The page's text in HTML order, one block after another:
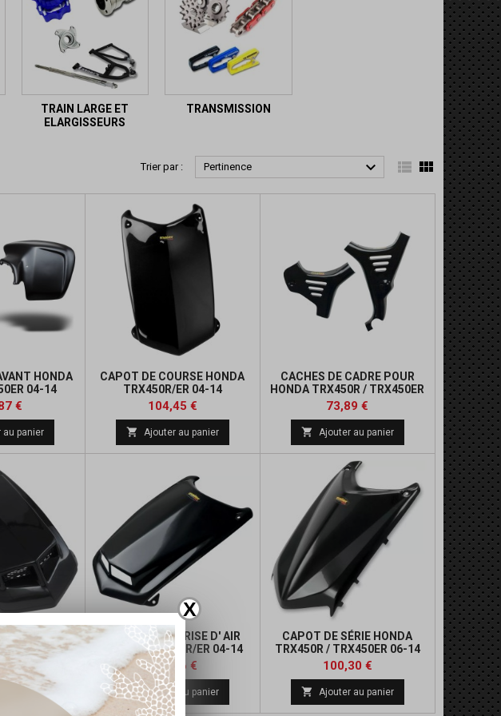
X
TRAIN LARGE ET
ELARGISSEURS
TRANSMISSION
Trier par : Pertinence   
HONDA
04-14
€Prix
de
base
au panier
CAPOT DE COURSE HONDA
TRX450R/ER 04-14
Prix
104,45 €Prix
de
base
 Ajouter au panier
CACHES DE CADRE POUR
HONDA TRX450R / TRX450ER
04-14
Prix
73,89 €
base
 Ajouter au panier
HONDA
04-14
€Prix
de
au panier
CAPOT AVEC PRISE D' AIR
HONDA TRX450R/ER 04-14
Prix
106,46 €Prix
de
base
 Ajouter au panier
CAPOT DE SÉRIE HONDA
TRX450R / TRX450ER 06-14
Prix
100,30 €Prix
de
base
 Ajouter au panier